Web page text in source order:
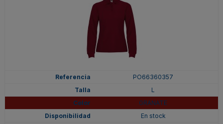
PO66360357
L
GRANATE
En stock